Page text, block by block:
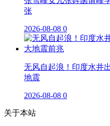
张
2026-08-08 0
无风自起浪！印度水井
地震
2026-08-08 0
关于本站